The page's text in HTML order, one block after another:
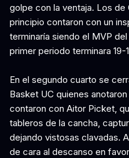
golpe con la ventaja. Los de
principio contaron con un
terminaría siendo el MVP
primer periodo terminara 19-
En el segundo cuarto se
Basket UC quienes
contaron con Aitor Picket,
tableros de la cancha,
dejando vistosas clavadas.
de cara al descanso en